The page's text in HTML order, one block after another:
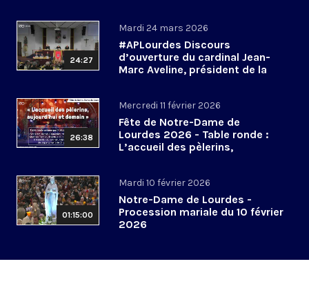
24:27
Mardi 24 mars 2026
#APLourdes Discours
d’ouverture du cardinal Jean-
Marc Aveline, président de la
26:38
Mercredi 11 février 2026
Fête de Notre-Dame de
Lourdes 2026 - Table ronde :
L’accueil des pèlerins,
01:15:00
Mardi 10 février 2026
Notre-Dame de Lourdes -
Procession mariale du 10 février
2026